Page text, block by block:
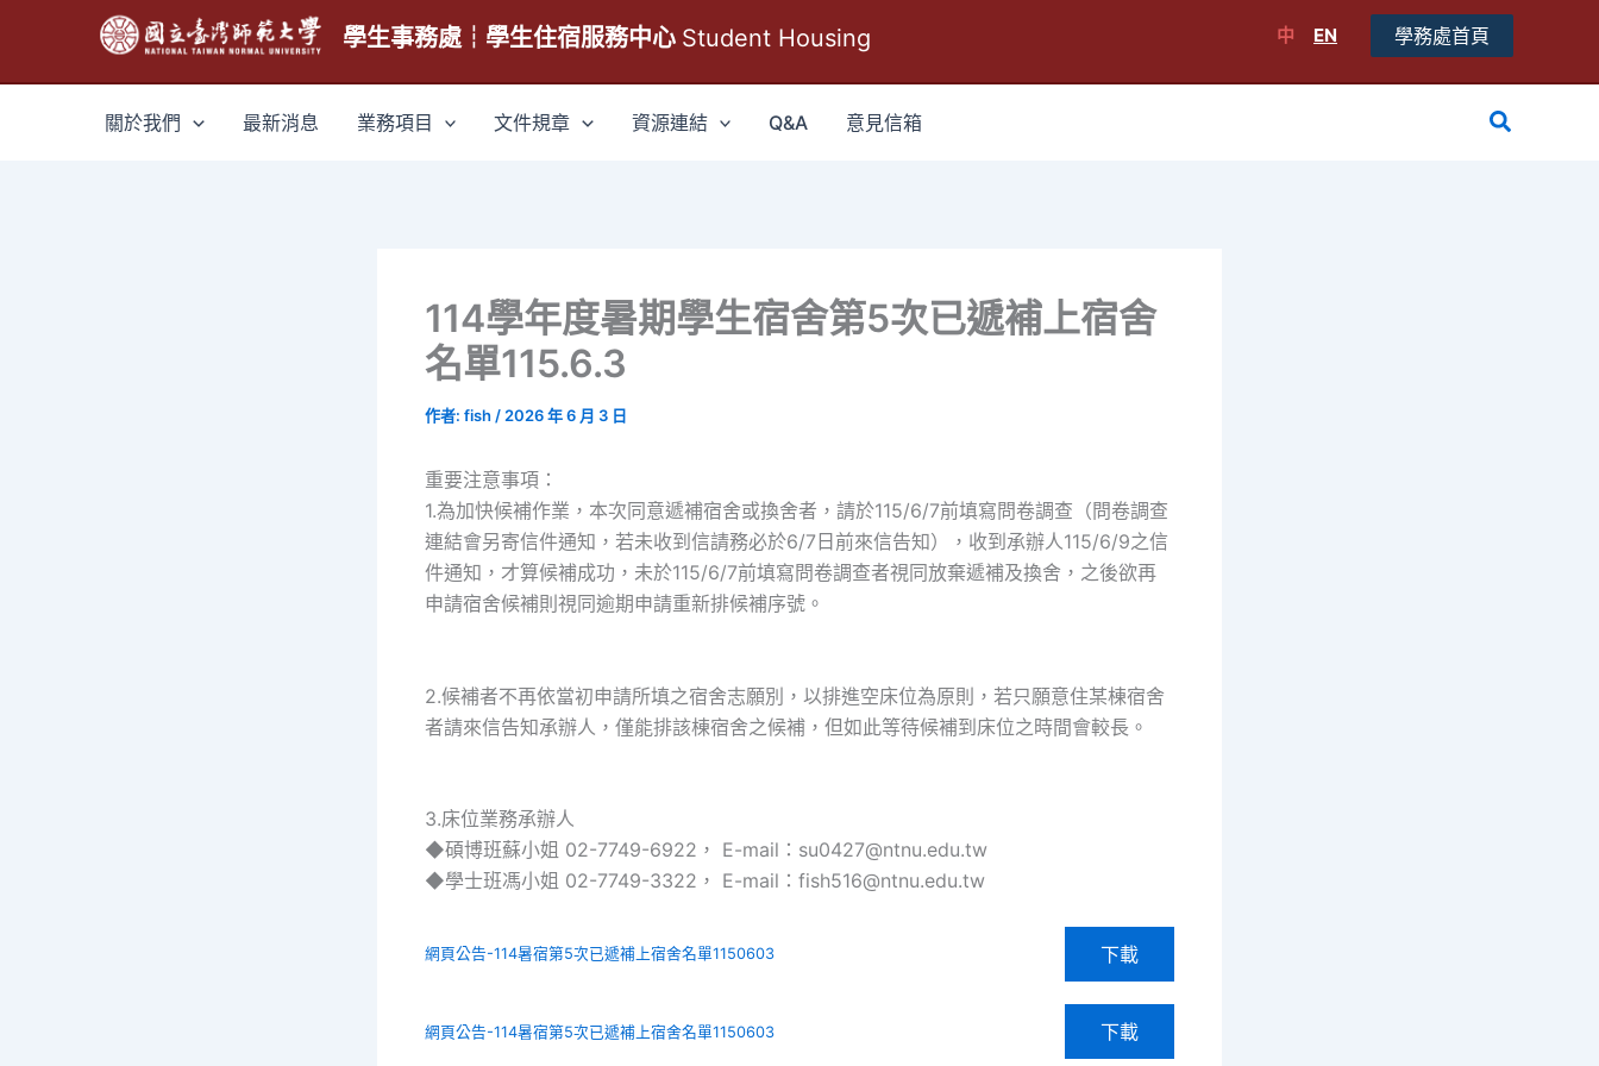
主
學生事務處┆學生住宿服務中心 Student Housing 中 EN 學務處首頁
關於我們 最新消息 業務項目 文件規章 資源連結 Q&A 意見信箱
搜
114學年度暑期學生宿舍第5次已遞補上宿舍
名單115.6.3
作者: fish / 2026 年 6 月 3 日
重要注意事項：
1.為加快候補作業，本次同意遞補宿舍或換舍者，請於115/6/7前填寫問卷調查（問卷調查
連結會另寄信件通知，若未收到信請務必於6/7日前來信告知），收到承辦人115/6/9之信
件通知，才算候補成功，未於115/6/7前填寫問卷調查者視同放棄遞補及換舍，之後欲再
申請宿舍候補則視同逾期申請重新排候補序號。
2.候補者不再依當初申請所填之宿舍志願別，以排進空床位為原則，若只願意住某棟宿舍
者請來信告知承辦人，僅能排該棟宿舍之候補，但如此等待候補到床位之時間會較長。
3.床位業務承辦人
◆碩博班蘇小姐 02-7749-6922， E-mail：su0427@ntnu.edu.tw
◆學士班馮小姐 02-7749-3322， E-mail：fish516@ntnu.edu.tw
網頁公告-114暑宿第5次已遞補上宿舍名單1150603 下載
網頁公告-114暑宿第5次已遞補上宿舍名單1150603 下載